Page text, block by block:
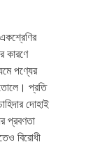
কারণে
পণ্যের
তোলে। প্রতি
দোহাই
প্রবণতা
বিরোধী